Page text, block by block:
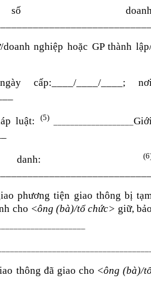
nghiệp hoặc GP thành
ngày cấp:____/____/ ____;
luật: (5)___________________
danh:
phương tiện giao thông bị
cho <ông (bà)/tổ chức> giữ,
thông đã giao cho <ông (bà)/